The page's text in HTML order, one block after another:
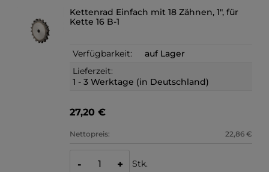
Kettenrad Einfach mit 18 Zähnen, 1", für
Kette 16 B-1
Verfügbarkeit:
auf Lager
Lieferzeit:
1 - 3 Werktage (in Deutschland)
27,20 €
Nettopreis: 22,86 €
- + Stk.